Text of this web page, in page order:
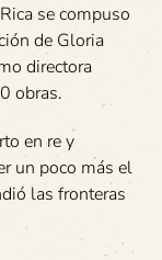
se compuso
de Gloria
directora
obras.
en re y
un poco más el
las fronteras